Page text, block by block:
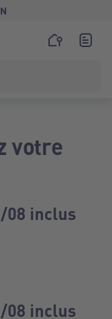
votre
08 inclus
08 inclus